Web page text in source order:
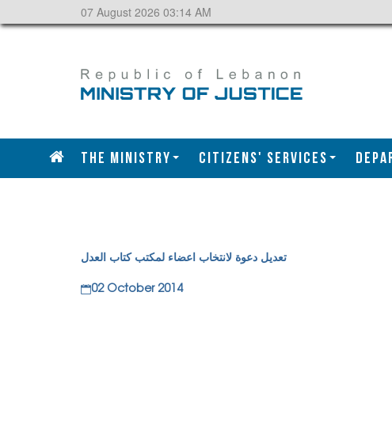
07 August 2026 03:14 AM
The Ministry CITIZENS' SERVICES
تعديل دعوة لانتخاب اعضاء لمكتب كتاب العدل
02 October 2014